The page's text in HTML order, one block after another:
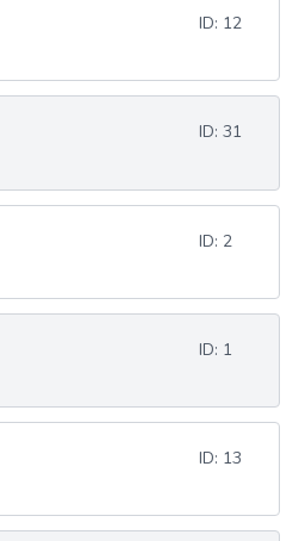
ID: 12
ID: 31
ID: 2
ID: 1
ID: 13